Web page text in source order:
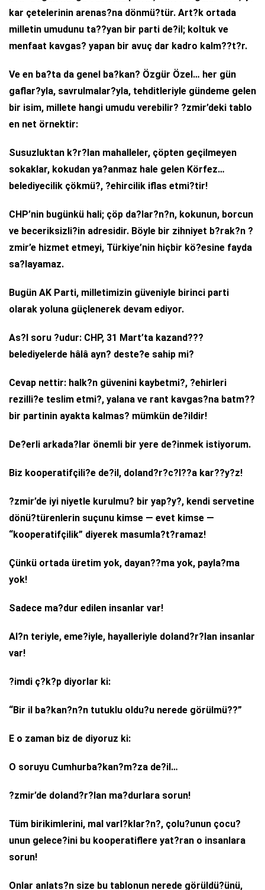
kar çetelerinin arenas?na dönmü?tür. Art?k ortada
milletin umudunu ta??yan bir parti de?il; koltuk ve
menfaat kavgas? yapan bir avuç dar kadro kalm??t?r.
Ve en ba?ta da genel ba?kan? Özgür Özel… her gün
gaflar?yla, savrulmalar?yla, tehditleriyle gündeme gelen
bir isim, millete hangi umudu verebilir? ?zmir’deki tablo
en net örnektir:
Susuzluktan k?r?lan mahalleler, çöpten geçilmeyen
sokaklar, kokudan ya?anmaz hale gelen Körfez…
belediyecilik çökmü?, ?ehircilik iflas etmi?tir!
CHP’nin bugünkü hali; çöp da?lar?n?n, kokunun, borcun
ve beceriksizli?in adresidir. Böyle bir zihniyet b?rak?n ?
zmir’e hizmet etmeyi, Türkiye’nin hiçbir kö?esine fayda
sa?layamaz.
Bugün AK Parti, milletimizin güveniyle birinci parti
olarak yoluna güçlenerek devam ediyor.
As?l soru ?udur: CHP, 31 Mart’ta kazand???
belediyelerde hâlâ ayn? deste?e sahip mi?
Cevap nettir: halk?n güvenini kaybetmi?, ?ehirleri
rezilli?e teslim etmi?, yalana ve rant kavgas?na batm??
bir partinin ayakta kalmas? mümkün de?ildir!
De?erli arkada?lar önemli bir yere de?inmek istiyorum.
Biz kooperatifçili?e de?il, doland?r?c?l??a kar??y?z!
?zmir’de iyi niyetle kurulmu? bir yap?y?, kendi servetine
dönü?türenlerin suçunu kimse — evet kimse —
“kooperatifçilik” diyerek masumla?t?ramaz!
Çünkü ortada üretim yok, dayan??ma yok, payla?ma
yok!
Sadece ma?dur edilen insanlar var!
Al?n teriyle, eme?iyle, hayalleriyle doland?r?lan insanlar
var!
?imdi ç?k?p diyorlar ki:
“Bir il ba?kan?n?n tutuklu oldu?u nerede görülmü??”
E o zaman biz de diyoruz ki:
O soruyu Cumhurba?kan?m?za de?il…
?zmir’de doland?r?lan ma?durlara sorun!
Tüm birikimlerini, mal varl?klar?n?, çolu?unun çocu?
unun gelece?ini bu kooperatiflere yat?ran o insanlara
sorun!
Onlar anlats?n size bu tablonun nerede görüldü?ünü,